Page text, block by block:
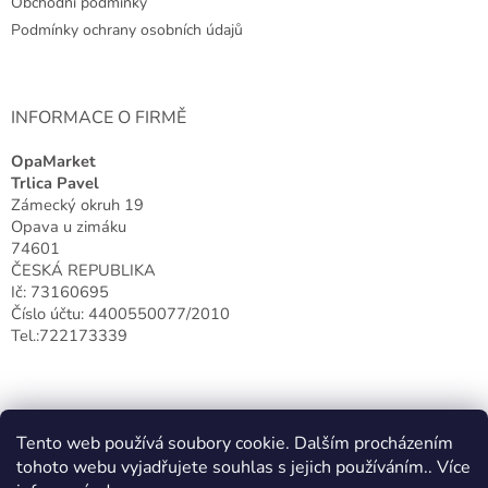
Tento web používá soubory cookie. Dalším procházením
tohoto webu vyjadřujete souhlas s jejich používáním.. Více
Podmínky ochrany osobních údajů
INFORMACE O FIRMĚ
OpaMarket
Trlica Pavel
Zámecký okruh 19
Opava u zimáku
74601
ČESKÁ REPUBLIKA
Ič: 73160695
Číslo účtu: 4400550077/2010
Tel.:722173339